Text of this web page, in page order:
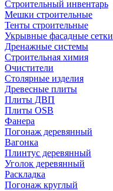
Строительный инвентарь
Мешки строительные
Тенты строительные
Укрывные фасадные сетки
Дренажные системы
Строительная химия
Очистители
Столярные изделия
Древесные плиты
Плиты ДВП
Плиты OSB
Фанера
Погонаж деревянный
Вагонка
Плинтус деревянный
Уголок деревянный
Раскладка
Погонаж круглый